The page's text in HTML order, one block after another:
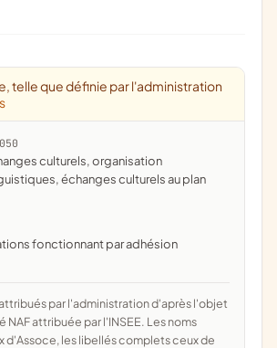
telle que définie par l'administration
échanges culturels au plan
fonctionnant par adhésion
attribuée par l'INSEE. Les noms
d'Assoce, les libellés complets ceux de